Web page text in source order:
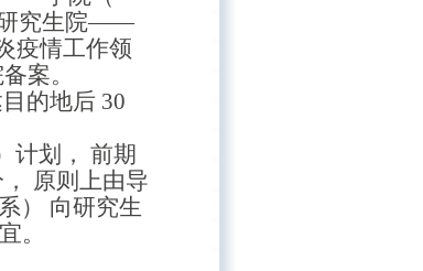
研究生院——
疫情工作领
案。
的地后 30
计划， 前期
原则上由导
） 向研究生
。